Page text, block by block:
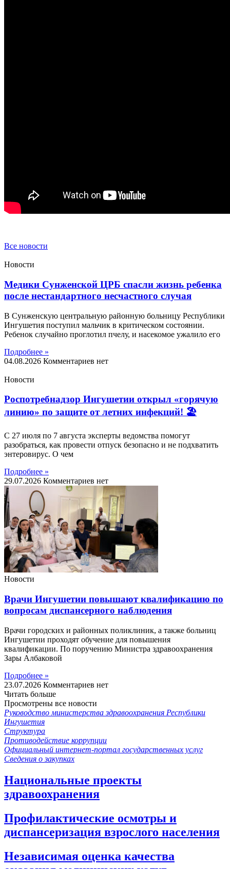
Все новости
Новости
Медики Сунженской ЦРБ спасли жизнь ребенка
после нестандартного несчастного случая
В Сунженскую центральную районную больницу Республики
Ингушетия поступил мальчик в критическом состоянии.
Ребенок случайно проглотил пчелу, и насекомое ужалило его
Подробнее »
04.08.2026 Комментариев нет
Новости
Роспотребнадзор Ингушетии открыл «горячую
линию» по защите от летних инфекций! 🏖
С 27 июля по 7 августа эксперты ведомства помогут
разобраться, как провести отпуск безопасно и не подхватить
энтеровирус. О чем
Подробнее »
29.07.2026 Комментариев нет
Новости
Врачи Ингушетии повышают квалификацию по
вопросам диспансерного наблюдения
Врачи городских и районных поликлиник, а также больниц
Ингушетии проходят обучение для повышения
квалификации. По поручению Министра здравоохранения
Зары Албаковой
Подробнее »
23.07.2026 Комментариев нет
Читать больше
Просмотрены все новости
Руководство министерства здравоохранения Республики
Ингушетия
Структура
Противодействие коррупции
Официальный интернет-портал государственных услуг
Сведения о закупках
Национальные проекты
здравоохранения
Профилактические осмотры и
диспансеризация взрослого населения
Независимая оценка качества